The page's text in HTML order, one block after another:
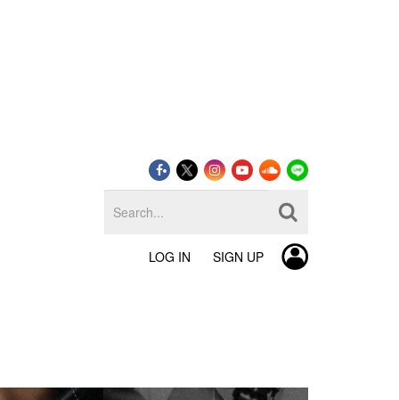
LOG IN SIGN UP